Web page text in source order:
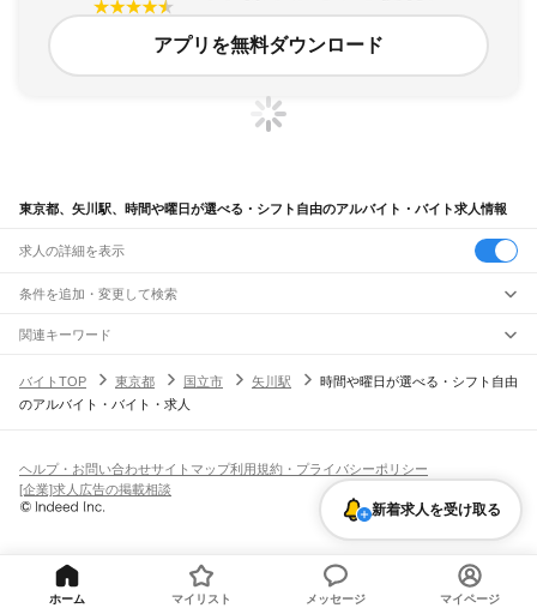
アプリを無料ダウンロード
東京都、矢川駅、時間や曜日が選べる・シフト自由のアルバイト・バイト求人情報
求人の詳細を表示
条件を追加・変更して検索
市区町村を追加・変更
東京都すべて
東京23区 すべて
江戸川区
八王子市立川市武蔵野市 昭島市
小平市日野市 狛江市東大和市清瀬市
あきる野市西東京市大島町利島村
駅を追加・変更
JR山手線
大崎駅五反田駅目黒駅恵比寿駅 代々木駅
高田馬場駅
西日暮里駅日暮里駅鶯谷駅
新橋駅
JR南武線
矢野口駅
南多摩駅府中本町駅 分倍河原駅西府駅 矢川駅 西国立駅
職種を追加・変更
飲食・フードサービスすべて
ホールスタッフキッチンスタッフ 精肉・鮮魚加工給食調理
パン屋（ベーカリー）
バー（BAR）・バーテンダー
飲食店（店長・マネージャー）
営業・販売
営業テレフォンアポインター（テレアポ） ルートセールス
フードカウンター販売員アパレル 家電量販店・携帯販売（携帯ショップ）
人気
日払いOK高校生歓迎 髪型・髪色自由ひげOK ネイルOK
留学生・外国人活躍中
短期単発・1日OK
期間限定（春夏冬休み等）
シフト
土日祝のみOK
平日のみOK 週1日からOK 週2・3日からOK
雇用形態を追加・変更
契約社員
派遣社員
業務委託
関連キーワード
バイトTOP
東京都 国立市 矢川駅
時間や曜日が選べる・シフト自由
のアルバイト・バイト・求人
新着求人を受け取る
ヘルプ・お問い合わせサイトマップ利用規約・プライバシーポリシー
[企業]求人広告の掲載相談
ホーム マイリスト メッセージ マイページ